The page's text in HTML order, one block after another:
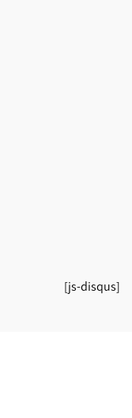
[js-disqus]